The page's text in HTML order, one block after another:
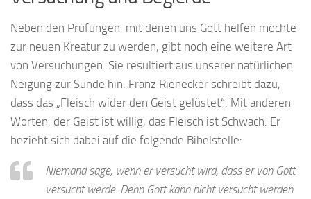
Neben den Prüfungen, mit denen uns Gott helfen möchte
zur neuen Kreatur zu werden, gibt noch eine weitere Art
von Versuchungen. Sie resultiert aus unserer natürlichen
Neigung zur Sünde hin. Franz Rienecker schreibt dazu,
dass das „Fleisch wider den Geist gelüstet“. Mit anderen
Worten: der Geist ist willig, das Fleisch ist Schwach. Er
bezieht sich dabei auf die folgende Bibelstelle:
Niemand sage, wenn er versucht wird, dass er von Gott
versucht werde. Denn Gott kann nicht versucht werden